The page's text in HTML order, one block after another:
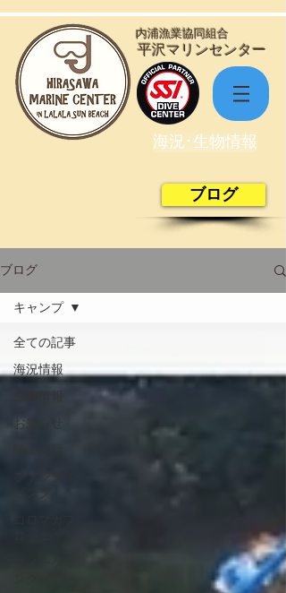
​平沢マリンセンター
​内浦漁業協同組合
海況･生物情報
ブログ
ブログ
全ての記事
海況情報
お知らせ
ビング
キャンプ